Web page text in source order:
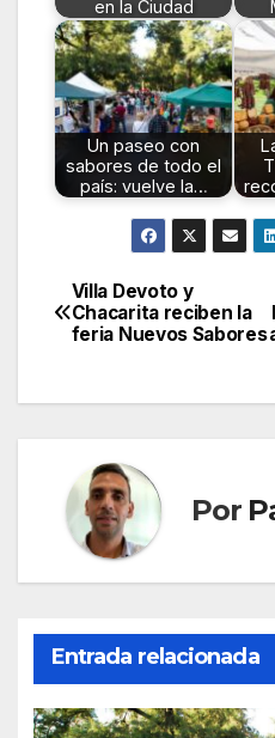
en la Ciudad
Un paseo con
sabores de todo el
país: vuelve la…
Navegación
de
entradas
Villa Devoto y
Chacarita reciben la
feria Nuevos Sabores
Por
Entrada relacionada